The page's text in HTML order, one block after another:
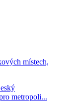
místech,
metropoli...